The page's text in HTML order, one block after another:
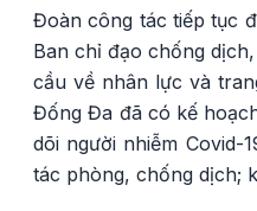
Đoàn công tác tiếp tục
Ban chỉ đạo chống
cầu về nhân lực và
Đống Đa đã có kế
dõi người nhiễm Covid-
tác phòng, chống dịch;